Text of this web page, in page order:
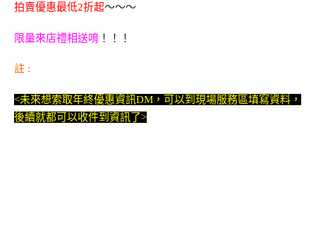
拍賣優惠最低2折起～～～
限量來店禮相送唷 ！！！
註 :
<未來想索取年終優惠資訊DM，可以到現場服務區填寫資料，
後續就都可以收件到資訊了>